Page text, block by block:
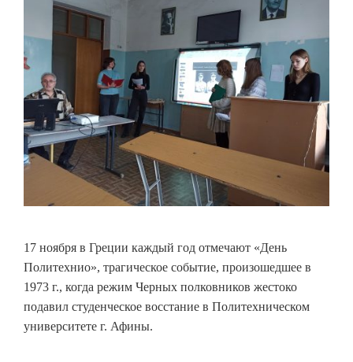
17 ноября в Греции каждый год отмечают «День
Политехнио», трагическое событие, произошедшее в
1973 г., когда режим Черных полковников жестоко
подавил студенческое восстание в Политехническом
университете г. Афины.